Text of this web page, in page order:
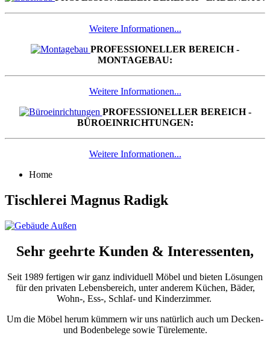
Weitere Informationen...
PROFESSIONELLER BEREICH -
MONTAGEBAU:
Weitere Informationen...
PROFESSIONELLER BEREICH -
BÜROEINRICHTUNGEN:
Weitere Informationen...
Home
Tischlerei Magnus Radigk
Sehr geehrte Kunden & Interessenten,
Seit 1989 fertigen wir ganz individuell Möbel und bieten Lösungen
für den privaten Lebensbereich, unter anderem Küchen, Bäder,
Wohn-, Ess-, Schlaf- und Kinderzimmer.
Um die Möbel herum kümmern wir uns natürlich auch um Decken-
und Bodenbelege sowie Türelemente.